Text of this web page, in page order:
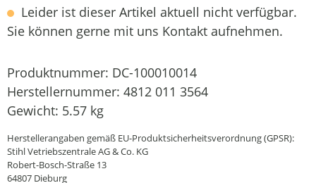
Leider ist dieser Artikel aktuell nicht verfügbar.
Sie können gerne mit uns Kontakt aufnehmen.
Produktnummer: DC-100010014
Herstellernummer: 4812 011 3564
Gewicht: 5.57 kg
Herstellerangaben gemäß EU-Produktsicherheitsverordnung (GPSR):
Stihl Vetriebszentrale AG & Co. KG
Robert-Bosch-Straße 13
64807 Dieburg